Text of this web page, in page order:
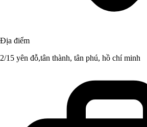
Địa điểm
2/15 yên đỗ,tân thành, tân phú, hồ chí minh